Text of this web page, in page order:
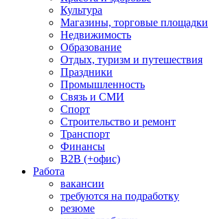
Культура
Магазины, торговые площадки
Недвижимость
Образование
Отдых, туризм и путешествия
Праздники
Промышленность
Связь и СМИ
Спорт
Строительство и ремонт
Транспорт
Финансы
B2B (+офис)
Работа
вакансии
требуются на подработку
резюме